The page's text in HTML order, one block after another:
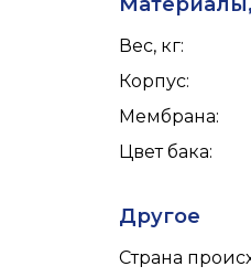
Вес, кг:
Корпус:
Мембрана:
Цвет бака:
Другое
Страна